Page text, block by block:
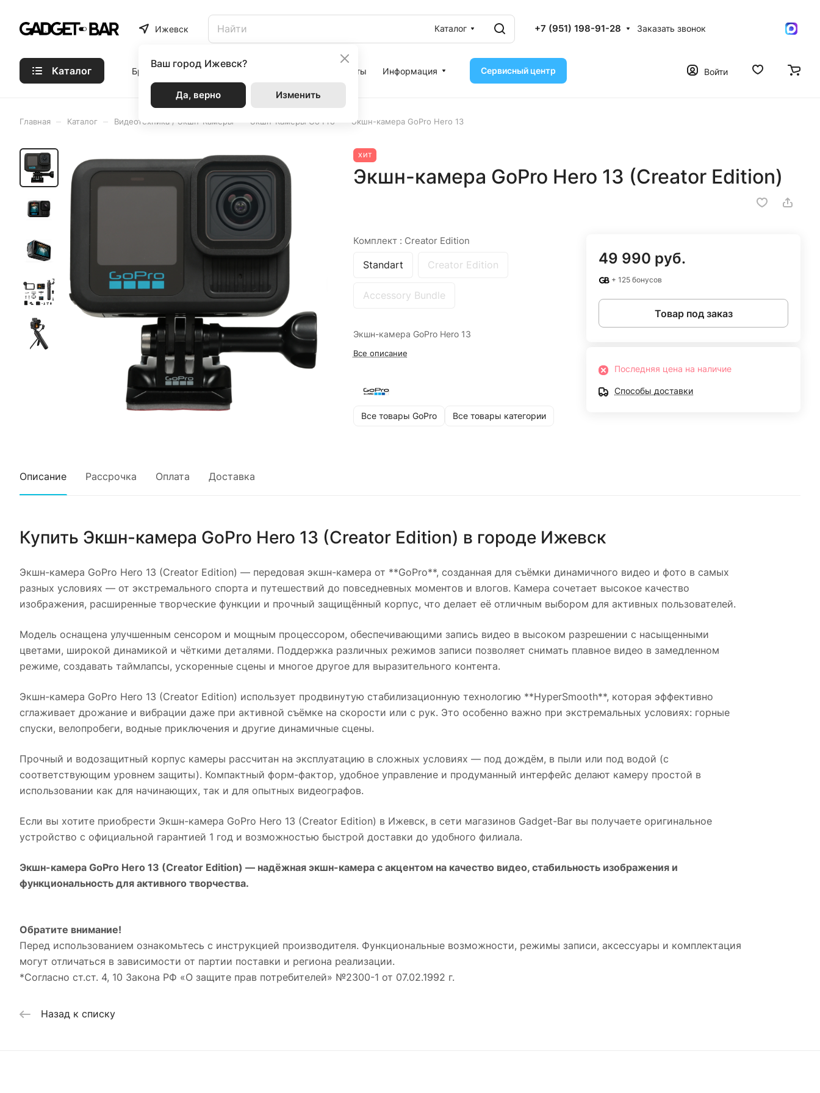
Ижевск
Ваш город Ижевск?
Да, верно Изменить
Каталог +7 (951) 198-91-28 Заказать звонок
Каталог Бренды Статьи Акции Контакты Информация Сервисный центр Войти
Главная Каталог Видеотехника / Экшн-Камеры Экшн-Камеры Go Pro Экшн-камера GoPro Hero 13
ХИТ
Экшн-камера GoPro Hero 13 (Creator Edition)
Комплект : Creator Edition
Standart Creator Edition
Accessory Bundle
Экшн-камера GoPro Hero 13
Все описание
Все товары GoPro Все товары категории
49 990 руб.
+ 125 бонусов
Товар под заказ
Последняя цена на наличие
Способы доставки
Описание Рассрочка Оплата Доставка
Купить Экшн-камера GoPro Hero 13 (Creator Edition) в городе Ижевск
Экшн-камера GoPro Hero 13 (Creator Edition) — передовая экшн-камера от **GoPro**, созданная для съёмки динамичного видео и фото в самых
разных условиях — от экстремального спорта и путешествий до повседневных моментов и влогов. Камера сочетает высокое качество
изображения, расширенные творческие функции и прочный защищённый корпус, что делает её отличным выбором для активных пользователей.
Модель оснащена улучшенным сенсором и мощным процессором, обеспечивающими запись видео в высоком разрешении с насыщенными
цветами, широкой динамикой и чёткими деталями. Поддержка различных режимов записи позволяет снимать плавное видео в замедленном
режиме, создавать таймлапсы, ускоренные сцены и многое другое для выразительного контента.
Экшн-камера GoPro Hero 13 (Creator Edition) использует продвинутую стабилизационную технологию **HyperSmooth**, которая эффективно
сглаживает дрожание и вибрации даже при активной съёмке на скорости или с рук. Это особенно важно при экстремальных условиях: горные
спуски, велопробеги, водные приключения и другие динамичные сцены.
Прочный и водозащитный корпус камеры рассчитан на эксплуатацию в сложных условиях — под дождём, в пыли или под водой (с
соответствующим уровнем защиты). Компактный форм-фактор, удобное управление и продуманный интерфейс делают камеру простой в
использовании как для начинающих, так и для опытных видеографов.
Если вы хотите приобрести Экшн-камера GoPro Hero 13 (Creator Edition) в Ижевск, в сети магазинов Gadget-Bar вы получаете оригинальное
устройство с официальной гарантией 1 год и возможностью быстрой доставки до удобного филиала.
Экшн-камера GoPro Hero 13 (Creator Edition) — надёжная экшн-камера с акцентом на качество видео, стабильность изображения и
функциональность для активного творчества.
Обратите внимание!
Перед использованием ознакомьтесь с инструкцией производителя. Функциональные возможности, режимы записи, аксессуары и комплектация
могут отличаться в зависимости от партии поставки и региона реализации.
*Согласно ст.ст. 4, 10 Закона РФ «О защите прав потребителей» №2300-1 от 07.02.1992 г.
Назад к списку